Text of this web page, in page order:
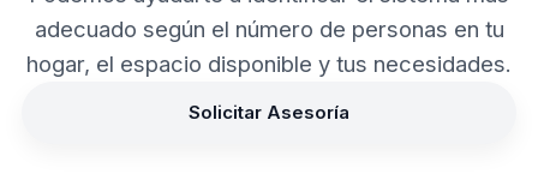
adecuado según el número de personas en tu
hogar, el espacio disponible y tus necesidades.
Solicitar Asesoría